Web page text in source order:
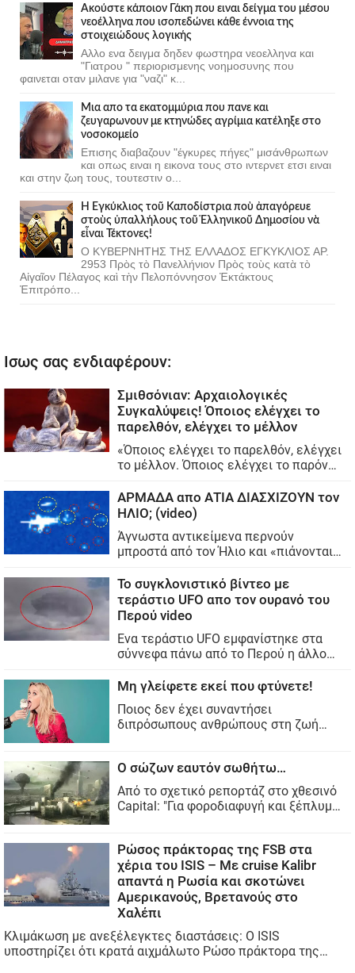
Ακούστε κάποιον Γάκη που ειναι δείγμα του μέσου
νεοέλληνα που ισοπεδώνει κάθε έννοια της
στοιχειώδους λογικής
Αλλο ενα δειγμα δηδεν φωστηρα νεοελληνα και
"Γιατρου " περιορισμενης νοημοσυνης που
φαινεται οταν μιλανε για "ναζι" κ...
Μια απο τα εκατομμύρια που πανε και
ζευγαρωνουν με κτηνώδες αγρίμια κατέληξε στο
νοσοκομείο
Επισης διαβαζουν "έγκυρες πήγες" μισάνθρωπων
και οπως ειναι η εικονα τους στο ιντερνετ ετσι ειναι
και στην ζωη τους, τουτεστιν ο...
Ἡ Ἐγκύκλιος τοῦ Καποδίστρια ποὺ ἀπαγόρευε
στοὺς ὑπαλλήλους τοῦ Ἑλληνικοῦ Δημοσίου νὰ
εἶναι Τέκτονες!
Ο ΚΥΒΕΡΝΗΤΗΣ ΤΗΣ ΕΛΛΑΔΟΣ ΕΓΚΥΚΛΙΟΣ ΑΡ.
2953 Πρὸς τὸ Πανελλήνιον Πρὸς τοὺς κατὰ τὸ
Αἰγαῖον Πέλαγος καὶ τὴν Πελοπόννησον Ἐκτάκτους
Ἐπιτρόπο...